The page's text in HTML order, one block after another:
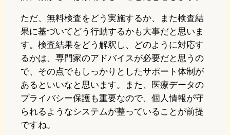
ただ、無料検査をどう実施するか、また検査結
果に基づいてどう行動するかも大事だと思いま
す。検査結果をどう解釈し、どのように対応す
るかは、専門家のアドバイスが必要だと思うの
で、その点でもしっかりとしたサポート体制が
あるといいなと思います。また、医療データの
プライバシー保護も重要なので、個人情報が守
られるようなシステムが整っていることが前提
ですね。